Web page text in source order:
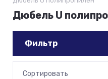
Дюбель U
Фильтр
Сортировать